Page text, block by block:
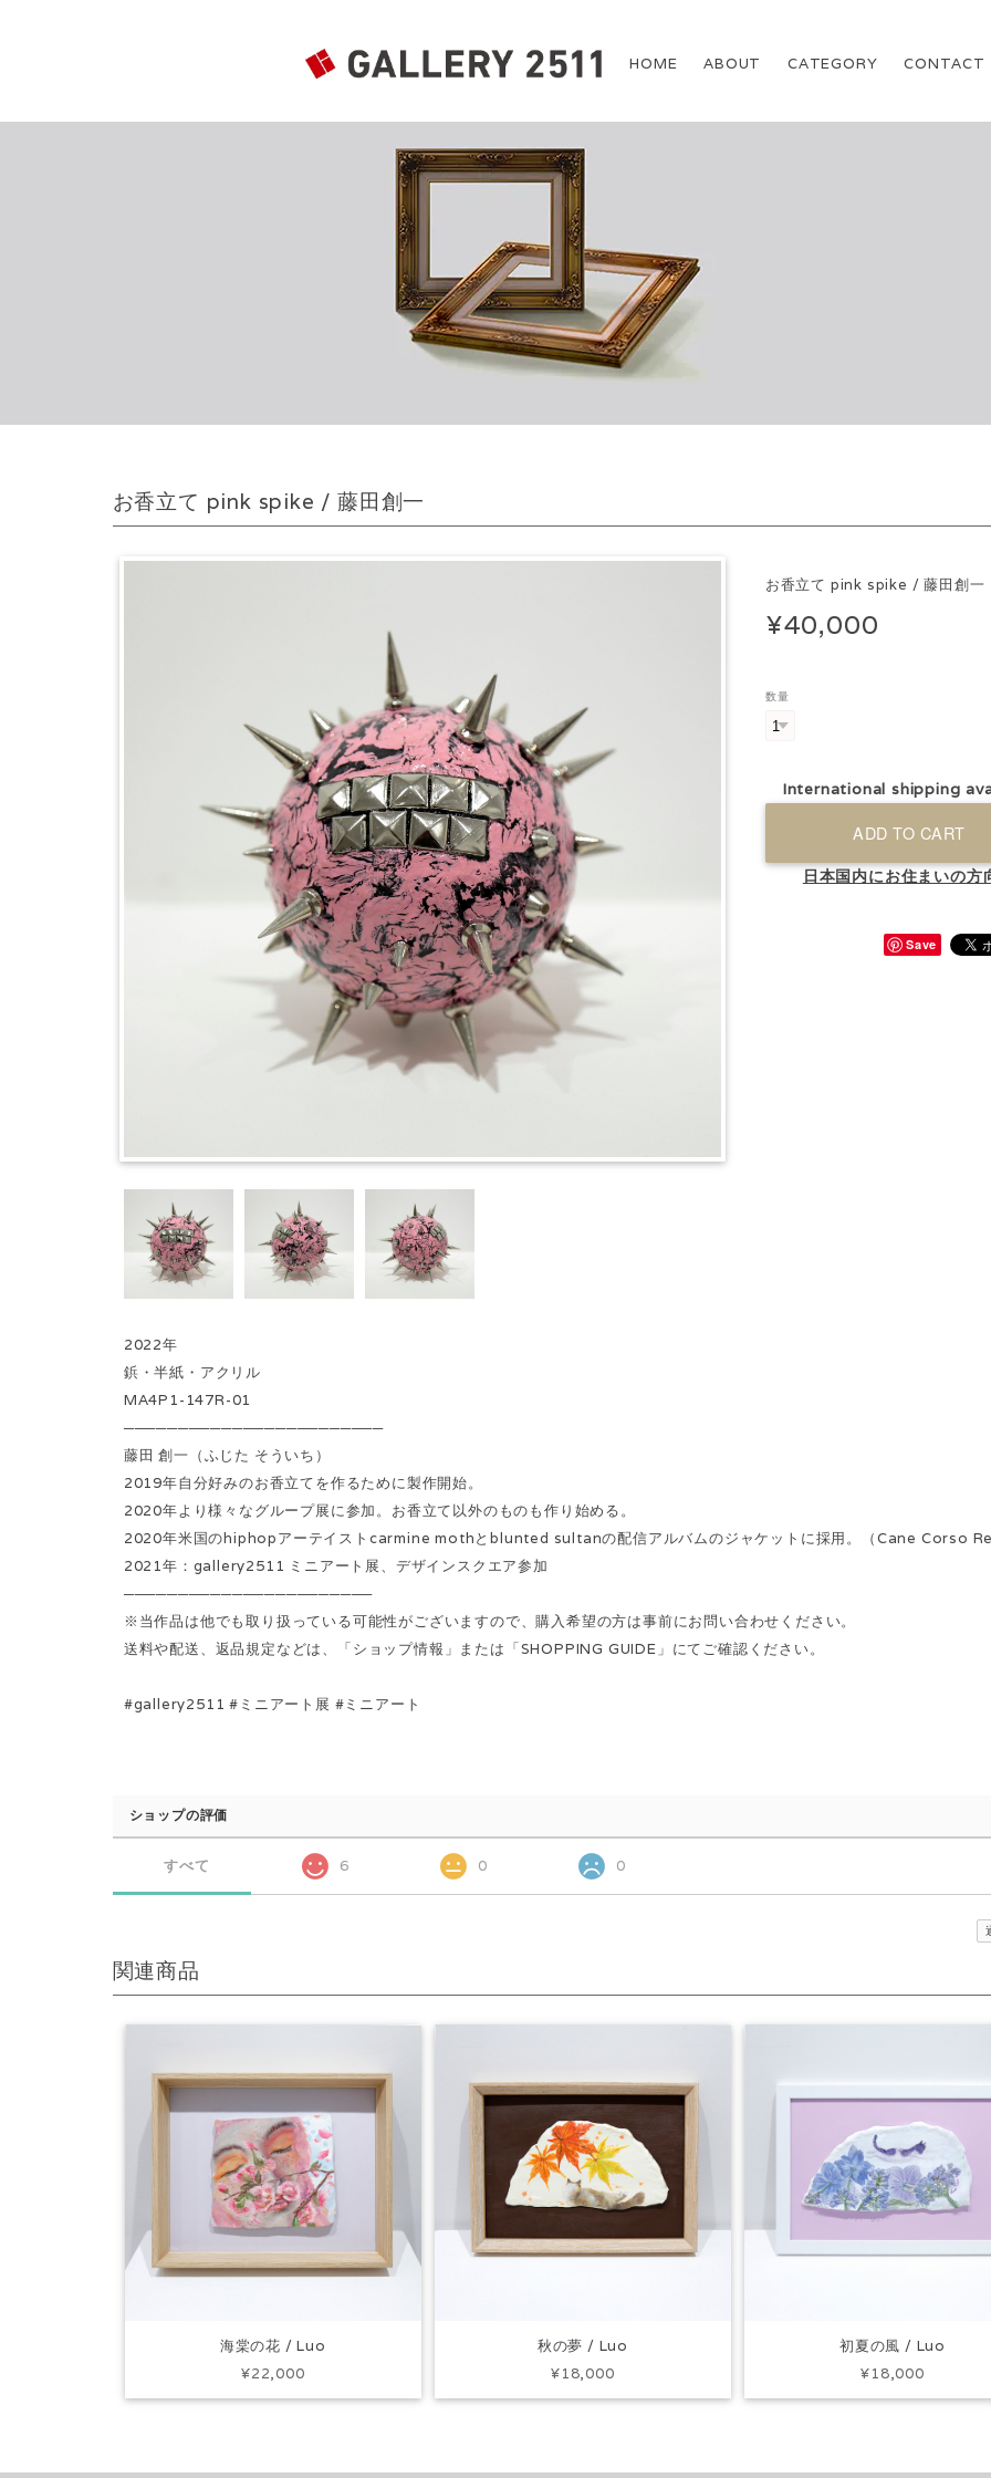
HOME ABOUT CATEGORY CONTACT
お香立て pink spike / 藤田創一
お香立て pink spike / 藤田創一
¥40,000
数量
International shipping
ADD TO CART
日本国内にお住まいの方
Save
2022年
鋲・半紙・アクリル
MA4P1-147R-01
────────────────────────
藤田 創一（ふじた そういち）
2019年自分好みのお香立てを作るために製作開始。
2020年より様々なグループ展に参加。お香立て以外のものも作り始める。
2020年米国のhiphopアーテイストcarmine mothとblunted sultanの配信アルバムのジャケットに採用。（Cane Corso
2021年：gallery2511 ミニアート展、デザインスクエア参加
───────────────────────
※当作品は他でも取り扱っている可能性がございますので、購入希望の方は事前にお問い合わせください。
送料や配送、返品規定などは、「ショップ情報」または「SHOPPING GUIDE」にてご確認ください。
#gallery2511 #ミニアート展 #ミニアート
ショップの評価
すべて 6 0 0
関連商品
海棠の花 / Luo
¥22,000
秋の夢 / Luo
¥18,000
初夏の風 / Luo
¥18,000